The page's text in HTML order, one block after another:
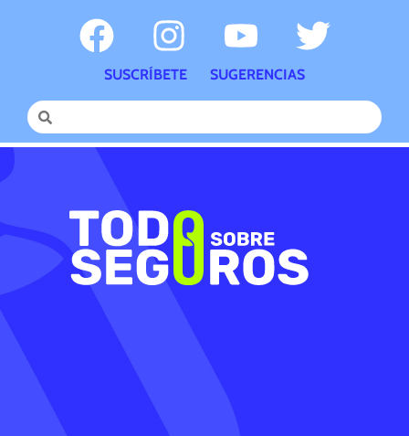
SUSCRÍBETE SUGERENCIAS